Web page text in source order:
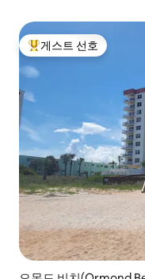
상위 게스트 선호
게스트 선호